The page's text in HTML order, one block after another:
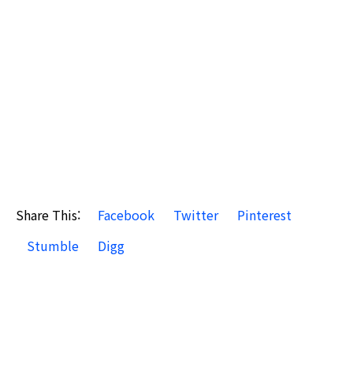
Share This: Facebook Twitter
Pinterest
Stumble
Digg